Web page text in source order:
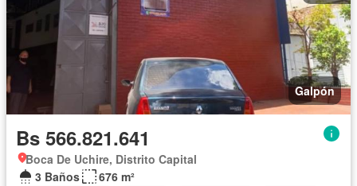
Galpón
Bs 566.821.641
Boca De Uchire, Distrito Capital
3 Baños
676 m²